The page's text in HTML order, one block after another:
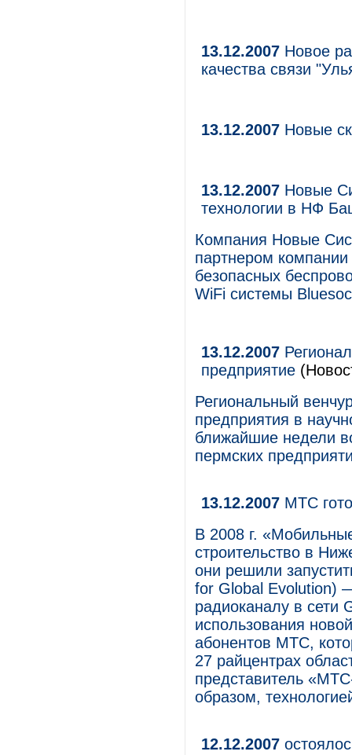
13.12.2007 Новое
качества связи
13.12.2007 Новые
13.12.2007 Новые
технологии в НФ
Компания Новые
партнером
безопасных
WiFi системы
13.12.2007
предприятие
Региональный
предприятия в
ближайшие недели
пермских
13.12.2007 МТС
В 2008 г.
строительство в
они решили
for Global Evolution)
радиоканалу в сети
использования
абонентов МТС,
27 райцентрах
представитель
образом,
12.12.2007